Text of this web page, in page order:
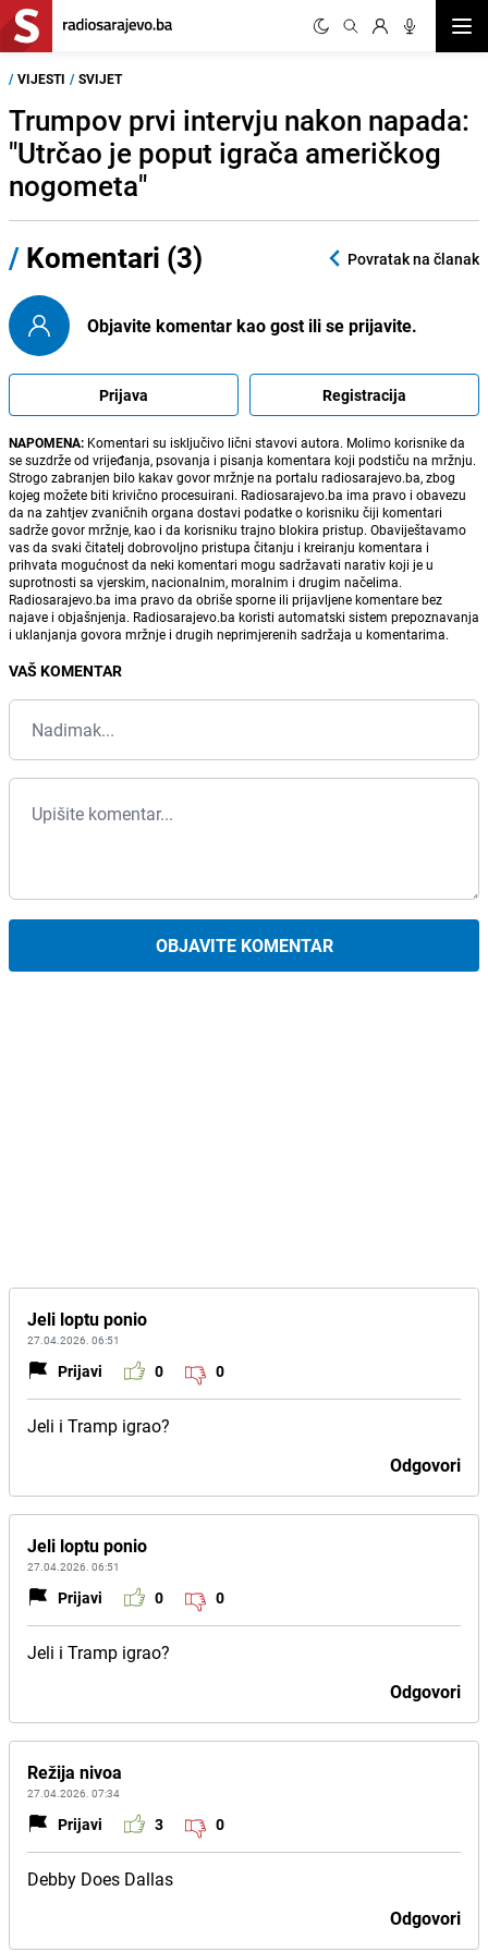
/ VIJESTI / SVIJET
Trumpov prvi intervju nakon napada:
"Utrčao je poput igrača američkog
nogometa"
/ Komentari (3) Povratak na članak
Objavite komentar kao gost ili se prijavite.
Prijava Registracija
NAPOMENA: Komentari su isključivo lični stavovi autora. Molimo korisnike da
se suzdrže od vrijeđanja, psovanja i pisanja komentara koji podstiču na mržnju.
Strogo zabranjen bilo kakav govor mržnje na portalu radiosarajevo.ba, zbog
kojeg možete biti krivično procesuirani. Radiosarajevo.ba ima pravo i obavezu
da na zahtjev zvaničnih organa dostavi podatke o korisniku čiji komentari
sadrže govor mržnje, kao i da korisniku trajno blokira pristup. Obaviještavamo
vas da svaki čitatelj dobrovoljno pristupa čitanju i kreiranju komentara i
prihvata mogućnost da neki komentari mogu sadržavati narativ koji je u
suprotnosti sa vjerskim, nacionalnim, moralnim i drugim načelima.
Radiosarajevo.ba ima pravo da obriše sporne ili prijavljene komentare bez
najave i objašnjenja. Radiosarajevo.ba koristi automatski sistem prepoznavanja
i uklanjanja govora mržnje i drugih neprimjerenih sadržaja u komentarima.
VAŠ KOMENTAR
OBJAVITE KOMENTAR
Jeli loptu ponio
27.04.2026. 06:51
Prijavi 0 0
Jeli i Tramp igrao?
Odgovori
Jeli loptu ponio
27.04.2026. 06:51
Prijavi 0 0
Jeli i Tramp igrao?
Odgovori
Režija nivoa
27.04.2026. 07:34
Prijavi 3 0
Debby Does Dallas
Odgovori